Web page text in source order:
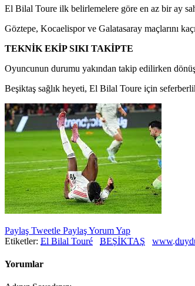
El Bilal Toure ilk belirlemelere göre en az bir ay
Göztepe, Kocaelispor ve Galatasaray maçlarını
TEKNİK EKİP SIKI TAKİPTE
Oyuncunun durumu yakından takip edilirken
Beşiktaş sağlık heyeti, El Bilal Toure için
Paylaş Tweetle PaylaşYorum Yap
Etiketler: El Bilal Touré BEŞİKTAŞ
Yorumlar